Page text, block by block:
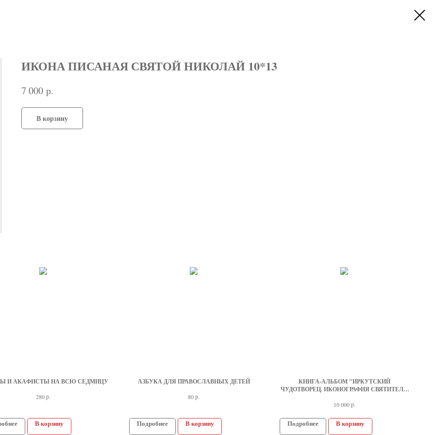
ИКОНА ПИСАНАЯ СВЯТОЙ НИКОЛАЙ 10*13
7 000 р.
В корзину
И АКА­ФИС­ТЫ НА ВСЮ СЕД­МИ­ЦУ
280р.
В корзину
АЗБУКА ДЛЯ ПРАВОСЛАВНЫХ ДЕТЕЙ
80р.
Подробнее В корзину
КНИГА-АЛЬБОМ "ИРКУТСКИЙ
ЧУДОТВОРЕЦ. ИКОНОГРАФИЯ СВЯТИТЕЛЯ
НАЧАЛА XXI ВЕКА"
10 000 р.
Подробнее В корзину